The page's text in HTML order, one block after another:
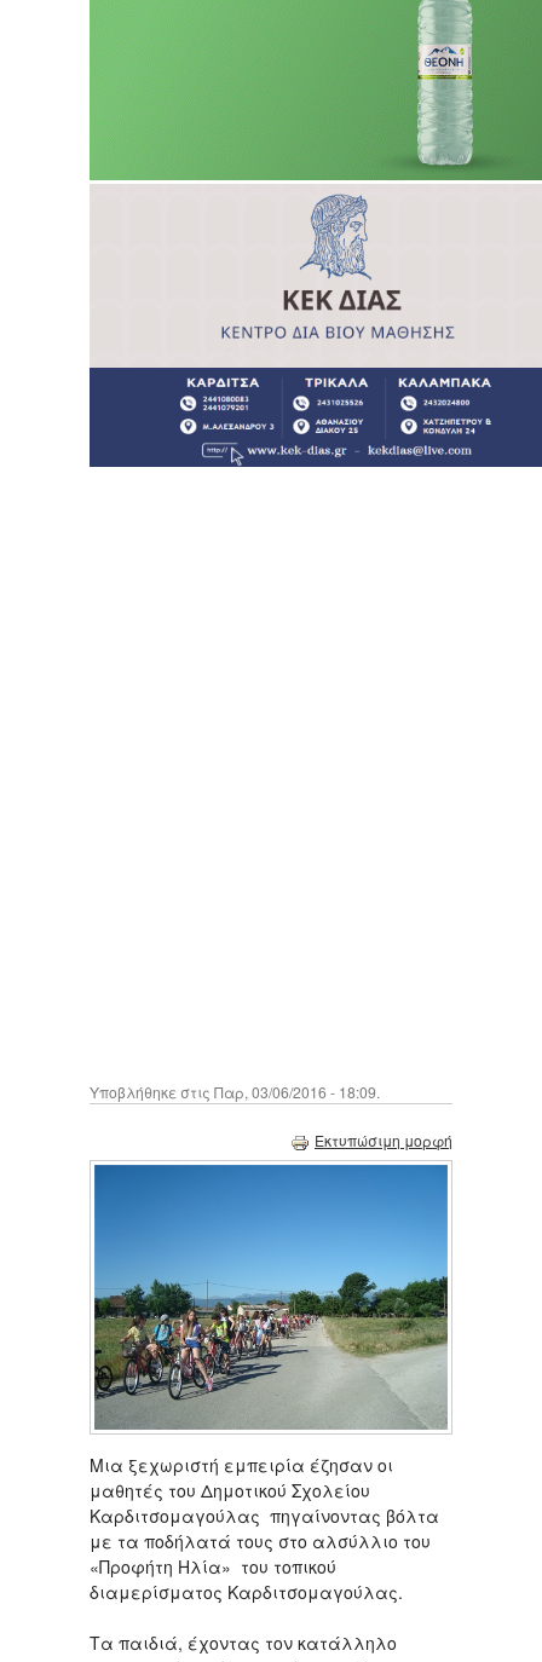
Υποβλήθηκε στις Παρ, 03/06/2016 - 18:09.
Εκτυπώσιμη μορφή
Μια ξεχωριστή εμπειρία έζησαν οι
μαθητές του Δημοτικού Σχολείου
Καρδιτσομαγούλας πηγαίνοντας βόλτα
με τα ποδήλατά τους στο αλσύλλιο του
«Προφήτη Ηλία» του τοπικού
διαμερίσματος Καρδιτσομαγούλας.
Τα παιδιά, έχοντας τον κατάλληλο